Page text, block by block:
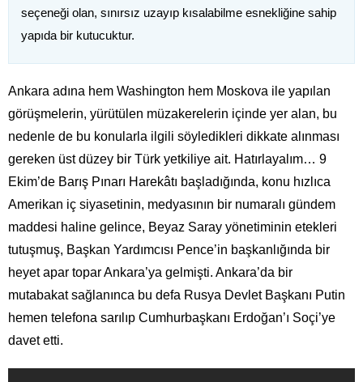
seçeneği olan, sınırsız uzayıp kısalabilme esnekliğine sahip
yapıda bir kutucuktur.
Ankara adına hem Washington hem Moskova ile yapılan
görüşmelerin, yürütülen müzakerelerin içinde yer alan, bu
nedenle de bu konularla ilgili söyledikleri dikkate alınması
gereken üst düzey bir Türk yetkiliye ait. Hatırlayalım… 9
Ekim’de Barış Pınarı Harekâtı başladığında, konu hızlıca
Amerikan iç siyasetinin, medyasının bir numaralı gündem
maddesi haline gelince, Beyaz Saray yönetiminin etekleri
tutuşmuş, Başkan Yardımcısı Pence’in başkanlığında bir
heyet apar topar Ankara’ya gelmişti. Ankara’da bir
mutabakat sağlanınca bu defa Rusya Devlet Başkanı Putin
hemen telefona sarılıp Cumhurbaşkanı Erdoğan’ı Soçi’ye
davet etti.